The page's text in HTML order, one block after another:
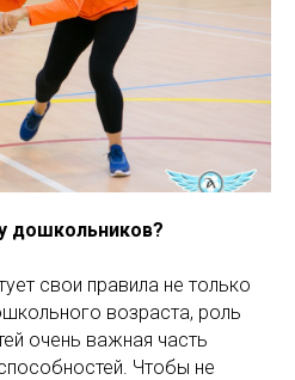
дошкольников?
свои правила не только
возраста, роль
очень важная часть
Чтобы не